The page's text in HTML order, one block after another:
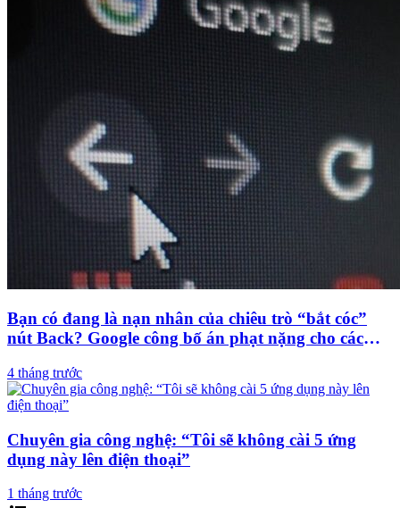
Bạn có đang là nạn nhân của chiêu trò “bắt cóc”
nút Back? Google công bố án phạt nặng cho các
4 tháng trước
Chuyên gia công nghệ: “Tôi sẽ không cài 5 ứng
dụng này lên điện thoại”
1 tháng trước